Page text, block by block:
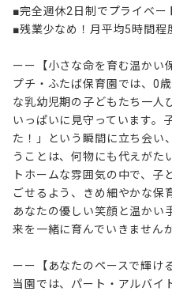
■完全週休2日制でプライベ
■残業少なめ！月平均5時間程
ーー【小さな命を育む温かい
プチ・ふたば保育園では、0
な乳幼児期の子どもたち一人
いっぱいに見守っています。
た！」という瞬間に立ち会い
うことは、何物にも代えがた
トホームな雰囲気の中で、子
ごせるよう、きめ細やかな保
あなたの優しい笑顔と温かい
来を一緒に育んでいきません
ーー【あなたのペースで輝け
当園では、パート・アルバイ